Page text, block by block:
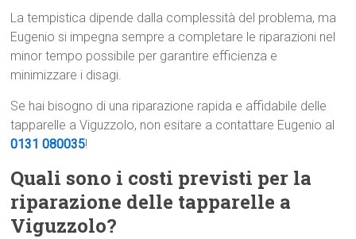
La tempistica dipende dalla complessità del problema, ma
Eugenio si impegna sempre a completare le riparazioni nel
minor tempo possibile per garantire efficienza e
minimizzare i disagi.
Se hai bisogno di una riparazione rapida e affidabile delle
tapparelle a Viguzzolo, non esitare a contattare Eugenio al
0131 080035!
Quali sono i costi previsti per la
riparazione delle tapparelle a
Viguzzolo?